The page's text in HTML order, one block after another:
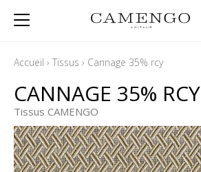
Accueil › Tissus › Cannage 35% rcy
CANNAGE 35% RCY
Tissus CAMENGO